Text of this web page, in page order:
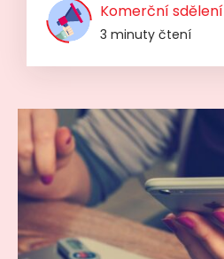
Komerční sdělení
3 minuty čtení